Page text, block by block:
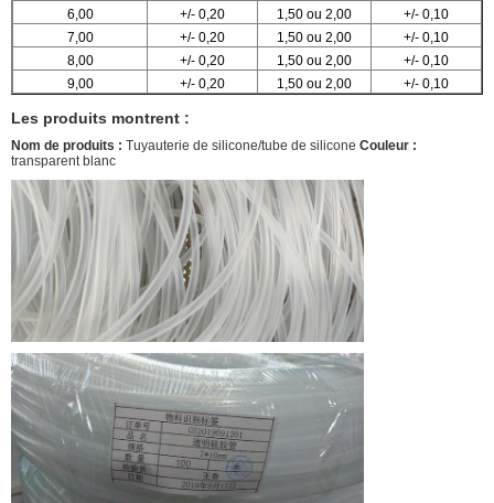
6,00
+/- 0,20 1,50 ou 2,00
+/- 0,10
7,00
+/- 0,20 1,50 ou 2,00
+/- 0,10
8,00
+/- 0,20 1,50 ou 2,00
+/- 0,10
9,00
+/- 0,20 1,50 ou 2,00 +/- 0,10
Les produits montrent :
Nom de produits : Tuyauterie de silicone/tube de silicone Couleur :
transparent blanc